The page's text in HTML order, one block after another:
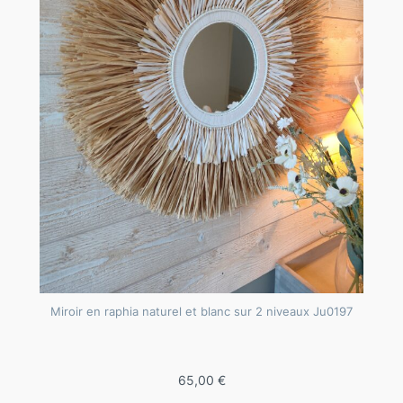
e
r
n
d
'
a
l
g
u
e
s
m
Miroir en raphia naturel et blanc sur 2 niveaux Ju0197
65,00 €